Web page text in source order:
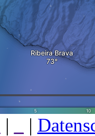
| |